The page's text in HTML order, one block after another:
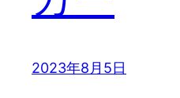
2023年8月5日